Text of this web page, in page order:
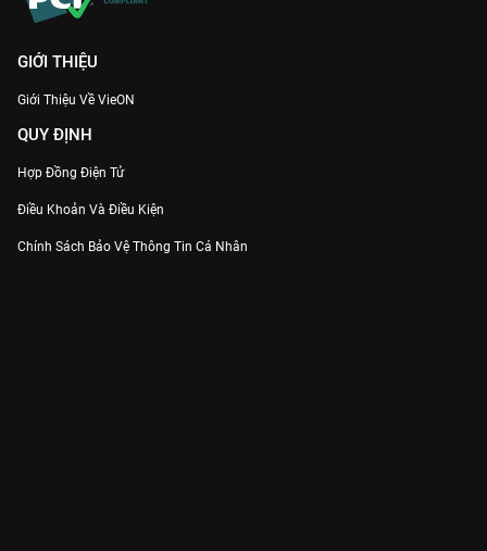
GIỚI THIỆU
Giới Thiệu Về VieON
QUY ĐỊNH
Hợp Đồng Điện Tử
Điều Khoản Và Điều Kiện
Chính Sách Bảo Vệ Thông Tin Cá Nhân